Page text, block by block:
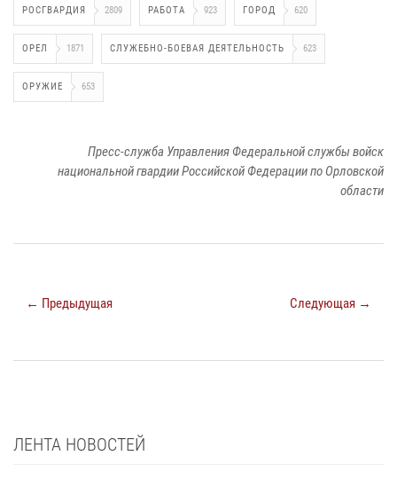
РОСГВАРДИЯ 2809 РАБОТА 923 ГОРОД 620
ОРЕЛ 1871 СЛУЖЕБНО-БОЕВАЯ ДЕЯТЕЛЬНОСТЬ 623
ОРУЖИЕ 653
Пресс-служба Управления Федеральной службы войск
национальной гвардии Российской Федерации по Орловской
области
← Предыдущая Следующая →
ЛЕНТА НОВОСТЕЙ